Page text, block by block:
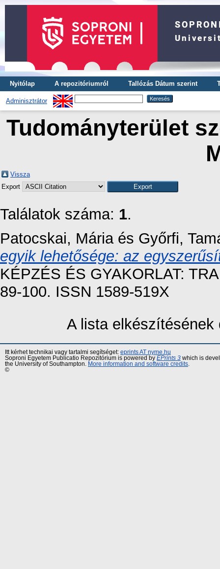
Nyitólap A repozitóriumról Tallózás Dátum szerint
Adminisztrátor
Tudományterület
Vissza
Export
Találatok száma: 1.
Patocskai, Máriaés Győrfi,
egyik lehetősége: az
KÉPZÉS ÉS GYAKORLAT:
89-100. ISSN 1589-519X
A lista
Itt kérhet technikai vagy tartalmi segítséget: eprints AT nyme.hu
Soproni Egyetem Publicatio Repozitórium is powered by EPrints 3 which is
the University of Southampton.
More information and software credits
©